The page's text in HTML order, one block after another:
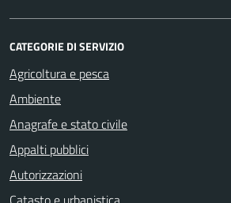
CATEGORIE DI SERVIZIO
Agricoltura e pesca
Ambiente
Anagrafe e stato civile
Appalti pubblici
Autorizzazioni